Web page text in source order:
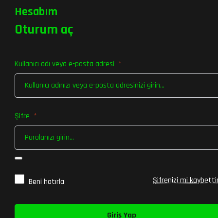
Hesabım
Oturum aç
Kullanıcı adı veya e-posta adresi *
Şifre *
Beni hatırla Şifrenizi mi
Giriş Yap